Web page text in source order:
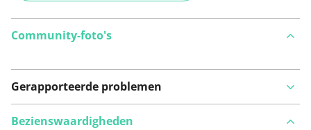
Community-foto's
Gerapporteerde problemen
Bezienswaardigheden